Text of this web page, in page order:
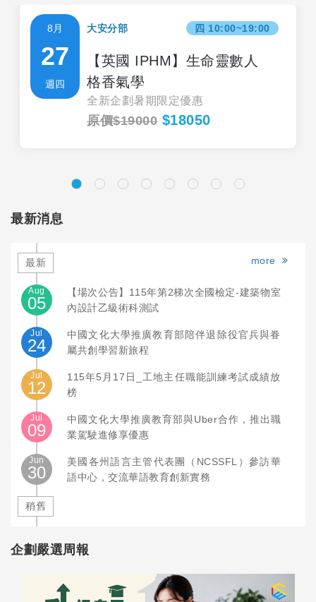
8月
27
週四
大安分部 四 10:00~19:00
【英國 IPHM】生命靈數人
格香氣學
全新企劃暑期限定優惠
原價$19000 $18050
最新消息
more
最新
Aug
05
【場次公告】115年第2梯次全國檢定-建築物室
內設計乙級術科測試
Jul
24
中國文化大學推廣教育部陪伴退除役官兵與眷
屬共創學習新旅程
Jul
12
115年5月17日_工地主任職能訓練考試成績放
榜
Jul
09
中國文化大學推廣教育部與Uber合作，推出職
業駕駛進修享優惠
Jun
30
美國各州語言主管代表團（NCSSFL）參訪華
語中心，交流華語教育創新實務
稍舊
企劃嚴選周報